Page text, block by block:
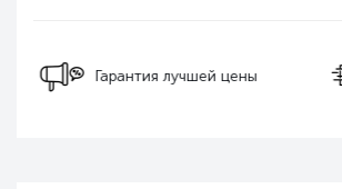
Гарантия лучшей цены